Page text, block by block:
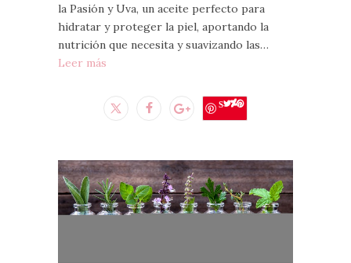
la Pasión y Uva, un aceite perfecto para
hidratar y proteger la piel, aportando la
nutrición que necesita y suavizando las…
Leer más
Save